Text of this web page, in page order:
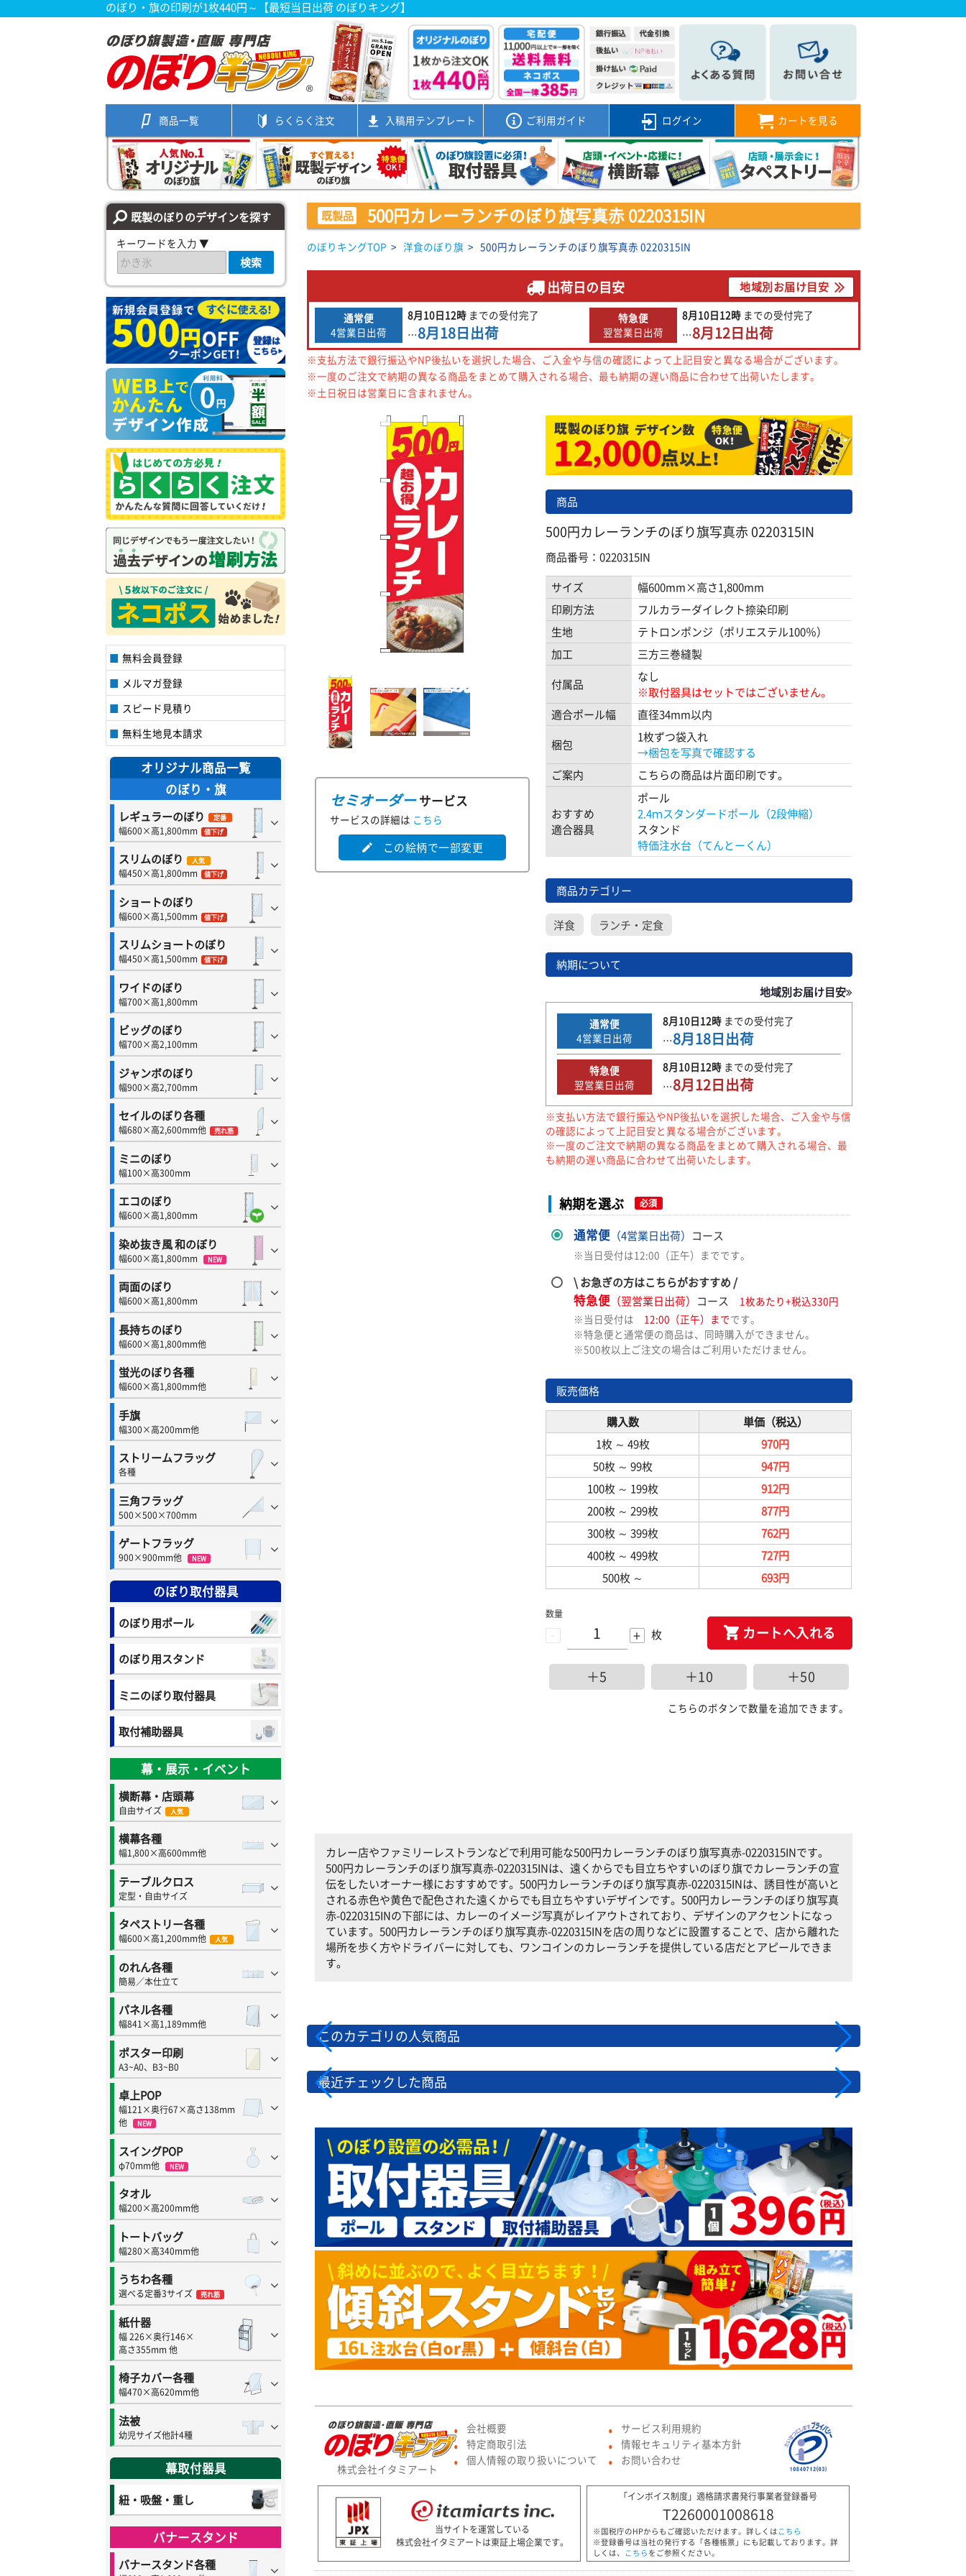
のぼり・旗の印刷が1枚440円～【最短当日出荷 のぼりキング】
商品一覧 らくらく注文 入稿用テンプレート ご利用ガイド ログイン カートを見る
既製のぼりのデザインを探す
キーワードを入力 ▼
検索
無料会員登録
メルマガ登録
スピード見積り
無料生地見本請求
オリジナル商品一覧
のぼり・旗
レギュラーのぼり 定番
幅600×高1,800mm 値下げ
スリムのぼり 人気
幅450×高1,800mm 値下げ
ショートのぼり
幅600×高1,500mm 値下げ
スリムショートのぼり
幅450×高1,500mm 値下げ
ワイドのぼり
幅700×高1,800mm
ビッグのぼり
幅700×高2,100mm
ジャンボのぼり
幅900×高2,700mm
セイルのぼり各種
幅680×高2,600mm他 売れ筋
ミニのぼり
幅100×高300mm
エコのぼり
幅600×高1,800mm
染め抜き風 和のぼり
幅600×高1,800mm NEW
両面のぼり
幅600×高1,800mm
長持ちのぼり
幅600×高1,800mm他
蛍光のぼり各種
幅600×高1,800mm他
手旗
幅300×高200mm他
ストリームフラッグ
各種
三角フラッグ
500×500×700mm
ゲートフラッグ
900×900mm他 NEW
のぼり取付器具
のぼり用ポール
のぼり用スタンド
ミニのぼり取付器具
取付補助器具
幕・展示・イベント
横断幕・店頭幕
自由サイズ 人気
横幕各種
幅1,800×高600mm他
テーブルクロス
定型・自由サイズ
タペストリー各種
幅600×高1,200mm他 人気
のれん各種
簡易／本仕立て
パネル各種
幅841×高1,189mm他
ポスター印刷
A3~A0、B3~B0
卓上POP
幅121×奥行67×高さ138mm
他
NEW
スイングPOP
φ70mm他 NEW
タオル
幅200×高200mm他
トートバッグ
幅280×高340mm他
うちわ各種
選べる定番3サイズ 売れ筋
紙什器
幅 226×奥行146×
高さ355mm 他
椅子カバー各種
幅470×高620mm他
法被
幼児サイズ他計4種
幕取付器具
紐・吸盤・重し
バナースタンド
バナースタンド各種
既製品 500円カレーランチのぼり旗写真赤 0220315IN
のぼりキングTOP > 洋食のぼり旗 > 500円カレーランチのぼり旗写真赤 0220315IN
出荷日の目安 地域別お届け目安
通常便
4営業日出荷
8月10日12時 までの受付完了
…8月18日出荷
特急便
翌営業日出荷
8月10日12時 までの受付完了
…8月12日出荷
※支払方法で銀行振込やNP後払いを選択した場合、ご入金や与信の確認によって上記目安と異なる場合がございます。
※一度のご注文で納期の異なる商品をまとめて購入される場合、最も納期の遅い商品に合わせて出荷いたします。
※土日祝日は営業日に含まれません。
セミオーダーサービス
サービスの詳細は こちら
edit この絵柄で一部変更
商品
500円カレーランチのぼり旗写真赤 0220315IN
商品番号：0220315IN
サイズ
幅600mm×高さ1,800mm
印刷方法
フルカラーダイレクト捺染印刷
生地
テトロンポンジ（ポリエステル100％）
加工
三方三巻縫製
付属品
なし
※取付器具はセットではございません。
適合ポール幅
直径34mm以内
梱包
1枚ずつ袋入れ
→梱包を写真で確認する
ご案内
こちらの商品は片面印刷です。
おすすめ
適合器具
ポール
2.4ｍスタンダードポール（2段伸縮）
スタンド
特価注水台（てんとーくん）
商品カテゴリー
洋食 ランチ・定食
納期について
地域別お届け目安
通常便
4営業日出荷
8月10日12時までの受付完了
…8月18日出荷
特急便
翌営業日出荷
8月10日12時までの受付完了
…8月12日出荷
※支払い方法で銀行振込やNP後払いを選択した場合、ご入金や与信
の確認によって上記目安と異なる場合がございます。
※一度のご注文で納期の異なる商品をまとめて購入される場合、最
も納期の遅い商品に合わせて出荷いたします。
納期を選ぶ 必須
通常便（4営業日出荷） コース
※当日受付は12:00（正午）までです。
\ お急ぎの方はこちらがおすすめ /
特急便（翌営業日出荷） コース
1枚あたり+税込330円
※当日受付は 12:00（正午）までです。
※特急便と通常便の商品は、同時購入ができません。
※500枚以上ご注文の場合はご利用いただけません。
販売価格
購入数
単価（税込）
1枚 ～ 49枚
970円
50枚 ～ 99枚
947円
100枚 ～ 199枚
912円
200枚 ～ 299枚
877円
300枚 ～ 399枚
762円
400枚 ～ 499枚
727円
500枚 ～ 693円
-
数量
+ 枚 カートへ入れる
＋5 ＋10 ＋50
こちらのボタンで数量を追加できます。
カレー店やファミリーレストランなどで利用可能な500円カレーランチのぼり旗写真赤-0220315INです。
500円カレーランチのぼり旗写真赤-0220315INは、遠くからでも目立ちやすいのぼり旗でカレーランチの宣
伝をしたいオーナー様におすすめです。500円カレーランチのぼり旗写真赤-0220315INは、誘目性が高いと
される赤色や黄色で配色された遠くからでも目立ちやすいデザインです。500円カレーランチのぼり旗写真
赤-0220315INの下部には、カレーのイメージ写真がレイアウトされており、デザインのアクセントになっ
ています。500円カレーランチのぼり旗写真赤-0220315INを店の周りなどに設置することで、店から離れた
場所を歩く方やドライバーに対しても、ワンコインのカレーランチを提供している店だとアピールできま
す。
このカテゴリの人気商品
最近チェックした商品
株式会社イタミアート
● 会社概要
● 特定商取引法
● 個人情報の取り扱いについて
● サービス利用規約
● 情報セキュリティ基本方針
● お問い合わせ
当サイトを運営している
株式会社イタミアートは東証上場企業です。
「インボイス制度」適格請求書発行事業者登録番号
T2260001008618
※国税庁のHPからもご確認いただけます。詳しくは こちら
※登録番号は当社の発行する「各種帳票」にも記載しております。詳
しくは、
こちら をご参照ください。